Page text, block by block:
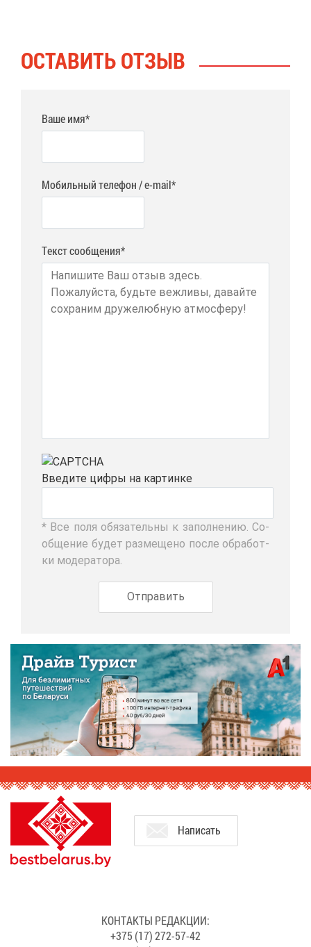
ОСТА­ВИТЬ ОТ­ЗЫВ
Ваше имя*
Мобильный телефон / e-mail*
Текст сообщения*
Вве­ди­те циф­ры на кар­тин­ке
* Все по­ля обя­за­тель­ны к за­пол­не­нию. Со­
об­ще­ние бу­дет раз­ме­ще­но по­сле об­ра­бот­
ки мо­де­ра­то­ра.
На­пи­сать
КОН­ТАК­ТЫ РЕ­ДАК­ЦИИ:
+375 (17) 272-57-42